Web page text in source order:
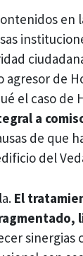
en
agresor de
el caso de
a
de que
del
El
sinergias